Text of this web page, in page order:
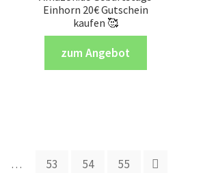
Einhorn 20€ Gutschein
kaufen 🥰
zum Angebot
… 53 54 55